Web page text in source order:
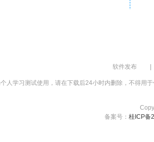
软件发布
人学习测试使用，请在下载后24小时内删除，不得用
备案号： 桂ICP备